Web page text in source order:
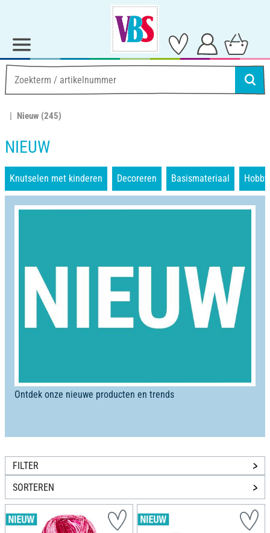
Nieuw (245)
NIEUW
Knutselen met kinderen Decoreren Basismateriaal
Ontdek onze nieuwe producten en trends
FILTER
SORTEREN